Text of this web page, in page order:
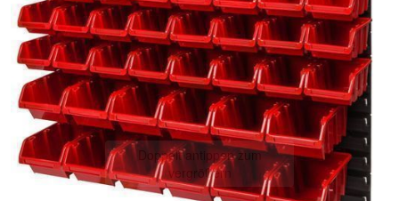
Doppelt antippen zum
vergrößern